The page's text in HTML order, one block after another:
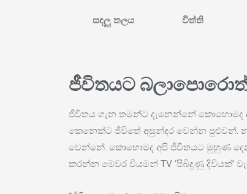
සඳලු තලය විත්ති
ජීවිතයට
ජීවිතය ගැන තමන්ට දැනෙන්නේ කොහොමද
කෙනෙක්ට ජීවිතේ අසුන්දර වෙන්න පුළුවන්.
වෙන්නේ. කොහොමද අපි ජීවිතයට මුහුණ
කරන්න මෙවර වියමන් TV ‘පිබිදුණු දිවියක්’